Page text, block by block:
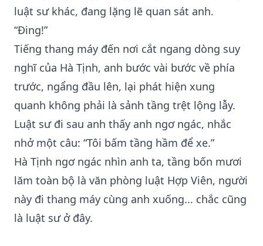
luật sư khác, đang lặng lẽ quan sát anh.
“Đing!”
Tiếng thang máy đến nơi cắt ngang dòng suy
nghĩ của Hà Tịnh, anh bước vài bước về phía
trước, ngẩng đầu lên, lại phát hiện xung
quanh không phải là sảnh tầng trệt lộng lẫy.
Luật sư đi sau anh thấy anh ngơ ngác, nhắc
nhở một câu: “Tôi bấm tầng hầm để xe.”
Hà Tịnh ngơ ngác nhìn anh ta, tầng bốn mươi
lăm toàn bộ là văn phòng luật Hợp Viên, người
này đi thang máy cùng anh xuống... chắc cũng
là luật sư ở đây.